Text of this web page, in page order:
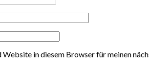
in diesem Browser für meinen